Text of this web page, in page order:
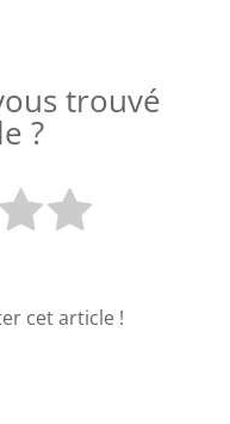
trouvé
?
cet article !